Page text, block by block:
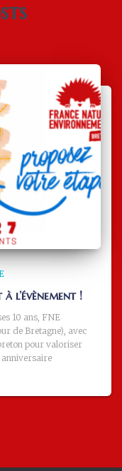
l’évènement !
10 ans, FNE
de Bretagne), avec
pour valoriser
anniversaire